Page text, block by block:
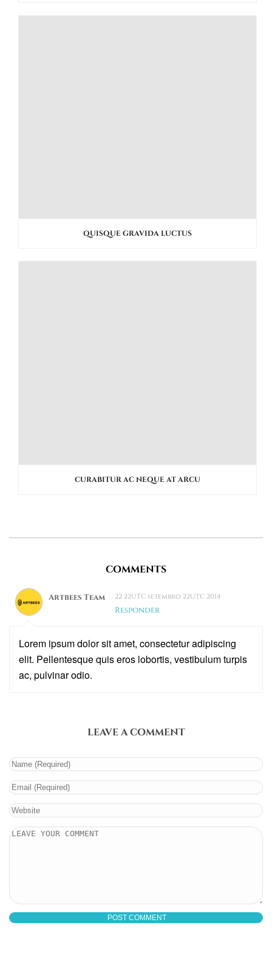
QUISQUE GRAVIDA LUCTUS
CURABITUR AC NEQUE AT ARCU
COMMENTS
Artbees Team 22 22UTC setembro 22UTC 2014
Responder
Lorem ipsum dolor sit amet, consectetur adipiscing
elit. Pellentesque quis eros lobortis, vestibulum turpis
ac, pulvinar odio.
LEAVE A COMMENT